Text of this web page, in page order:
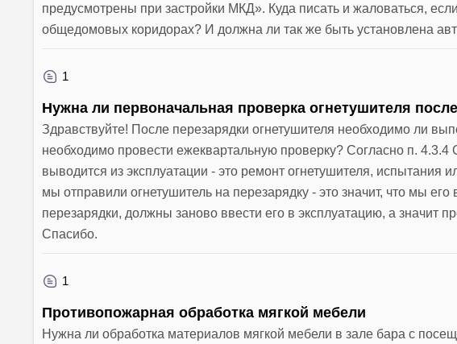
предусмотрены при застройки МКД». Куда писать и жаловаться,
общедомовых коридорах? И должна ли так же быть установлена
1
Нужна ли первоначальная проверка огнетушителя
Здравствуйте! После перезарядки огнетушителя необходимо ли
необходимо провести ежеквартальную проверку? Согласно п. 4.3.4
выводится из эксплуатации - это ремонт огнетушителя, испытания
мы отправили огнетушитель на перезарядку - это значит, что мы
перезарядки, должны заново ввести его в эксплуатацию, а значит
Спасибо.
1
Противопожарная обработка мягкой мебели
Нужна ли обработка материалов мягкой мебели в зале бара с